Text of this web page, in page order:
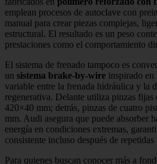
emplean procesos de autoclave con
manual para crear piezas complejas,
estructural. El resultado es un peso
prestaciones como el comportamiento
El sistema de frenado tampoco es
un sistema brake-by-wire inspirado
variable entre la frenada hidráulica y la
regenerativa. Delante utiliza pinzas fijas
420×40 mm; detrás, pinzas de cuatro
mm. Audi asegura que puede absorber
energía en condiciones extremas,
consistente incluso después de
Para quienes buscan conocer más a